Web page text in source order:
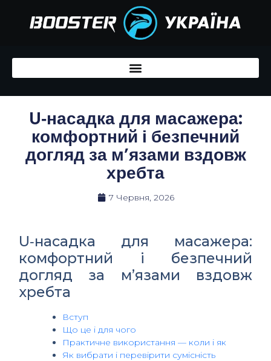
U‑насадка для масажера:
комфортний і безпечний
догляд за м’язами вздовж
хребта
7 Червня, 2026
U‑насадка для масажера:
комфортний і безпечний
догляд за м’язами вздовж
хребта
Вступ
Що це і для чого
Практичне використання — коли і як
Як вибрати і перевірити сумісність